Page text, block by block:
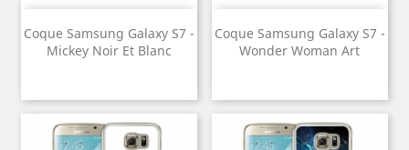
Coque Samsung Galaxy S7 -
Mickey Noir Et Blanc
Coque Samsung Galaxy S7 -
Wonder Woman Art